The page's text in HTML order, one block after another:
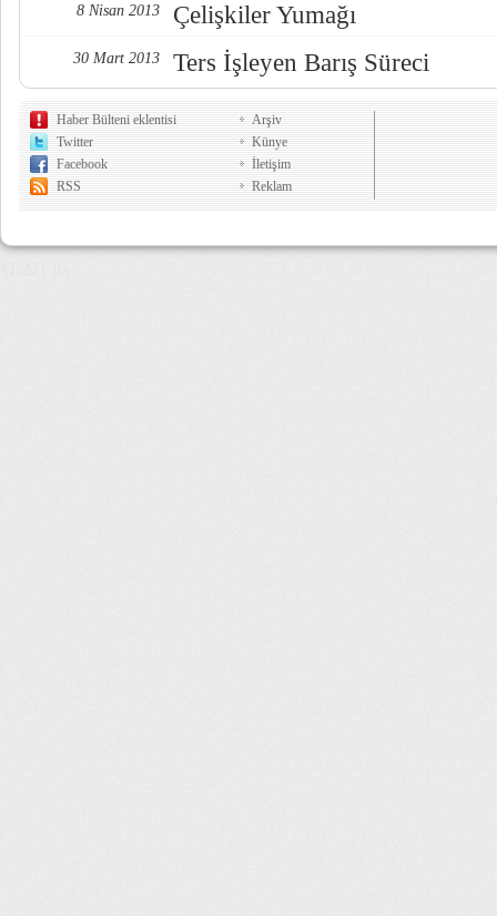
8 Nisan 2013 Çelişkiler Yumağı
30 Mart 2013 Ters İşleyen Barış Süreci
Haber Bülteni eklentisi
Twitter
Facebook
RSS
Arşiv
Künye
İletişim
Reklam